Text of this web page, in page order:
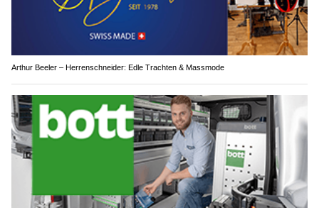
Arthur Beeler – Herrenschneider: Edle Trachten & Massmode